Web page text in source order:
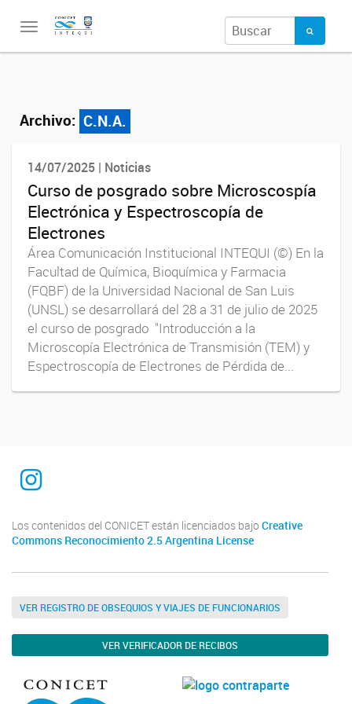
Toggle
Archivo: C.N.A.
14/07/2025 | Noticias
Curso de posgrado sobre Microscospía
Electrónica y Espectroscopía de
Electrones
Área Comunicación Institucional INTEQUI (©) En la
Facultad de Química, Bioquímica y Farmacia
(FQBF) de la Universidad Nacional de San Luis
(UNSL) se desarrollará del 28 a 31 de julio de 2025
el curso de posgrado "Introducción a la
Microscopía Electrónica de Transmisión (TEM) y
Espectroscopía de Electrones de Pérdida de...
INTEQUI
Los contenidos del CONICET están licenciados bajo Creative
Commons Reconocimiento 2.5 Argentina License
VER REGISTRO DE OBSEQUIOS Y VIAJES DE FUNCIONARIOS
VER VERIFICADOR DE RECIBOS